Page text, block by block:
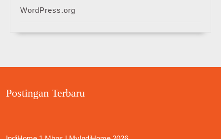
WordPress.org
Postingan Terbaru